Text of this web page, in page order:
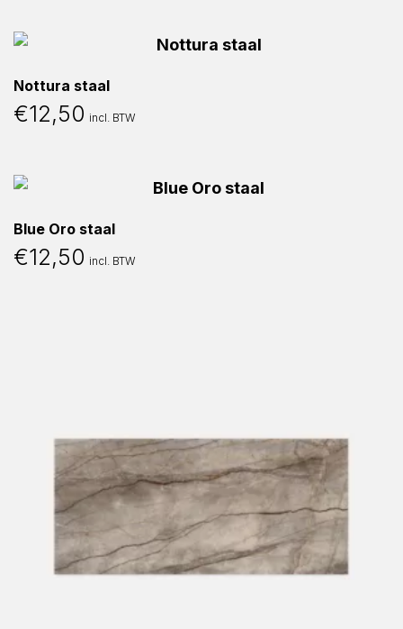
Nottura staal
€12,50 incl. BTW
Blue Oro staal
€12,50 incl. BTW